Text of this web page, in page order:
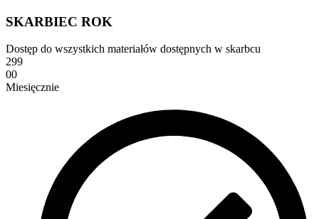
SKARBIEC ROK
Dostęp do wszystkich materiałów dostępnych w skarbcu
299
00
Miesięcznie